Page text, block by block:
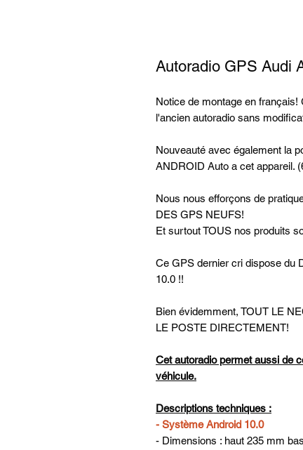
Autoradio GPS Audi
Notice de montage en
l'ancien autoradio sans
Nouveauté avec également la
ANDROID Auto a cet appareil.
Nous nous efforçons de
DES GPS NEUFS!
Et surtout TOUS nos produits
Ce GPS dernier cri dispose du
10.0 !!
Bien évidemment, TOUT LE
LE POSTE DIRECTEMENT!
Cet autoradio permet aussi de
véhicule.
Descriptions techniques :
- Système Android 10.0
- Dimensions : haut 235 mm